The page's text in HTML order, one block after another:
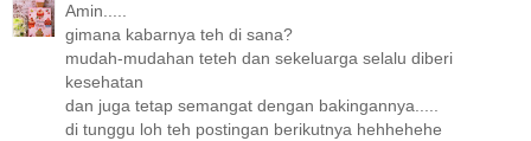
Amin.....
gimana kabarnya teh di sana?
mudah-mudahan teteh dan sekeluarga selalu diberi
kesehatan
dan juga tetap semangat dengan bakingannya.....
di tunggu loh teh postingan berikutnya hehhehehe